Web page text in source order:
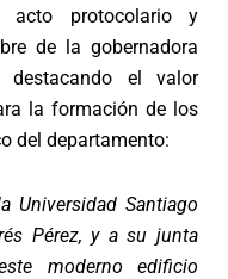
protocolario y
de la gobernadora
destacando el valor
la formación de los
del departamento:
Universidad Santiago
Pérez, y a su junta
moderno edificio